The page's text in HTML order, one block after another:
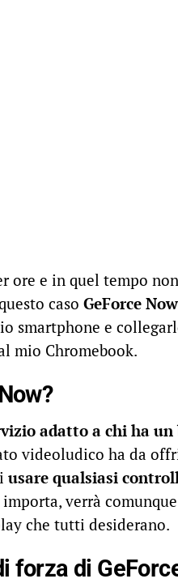
ore e in quel tempo
caso GeForce
smartphone e
mio Chromebook.
adatto a chi ha un
videoludico ha da
usare qualsiasi
verrà
che tutti desiderano.
forza di